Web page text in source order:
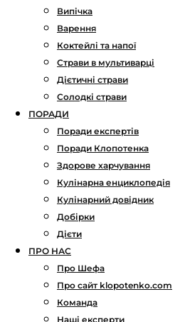
Випічка
Варення
Коктейлі та напої
Страви в мультиварці
Дієтичні страви
Солодкі страви
ПОРАДИ
Поради експертів
Поради Клопотенка
Здорове харчування
Кулінарна енциклопедія
Кулінарний довідник
Добірки
Дієти
ПРО НАС
Про Шефа
Про сайт klopotenko.com
Команда
Наші експерти